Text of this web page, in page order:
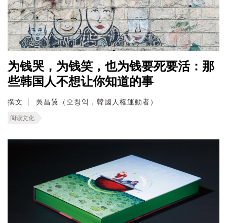
为钱哭，为钱笑，也为钱要死要活：那
些韩国人不想让你知道的事
撰文 吳昌翼（오창익，韓國人權運動者）
阅读文化